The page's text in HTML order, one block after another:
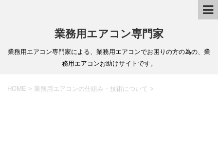
業務用エアコン専門家
業務用エアコン専門家による、業務用エアコンでお困りの方の為の、業
務用エアコンお助けサイトです。
HOME > 業務用エアコンの仕組み・技術について >